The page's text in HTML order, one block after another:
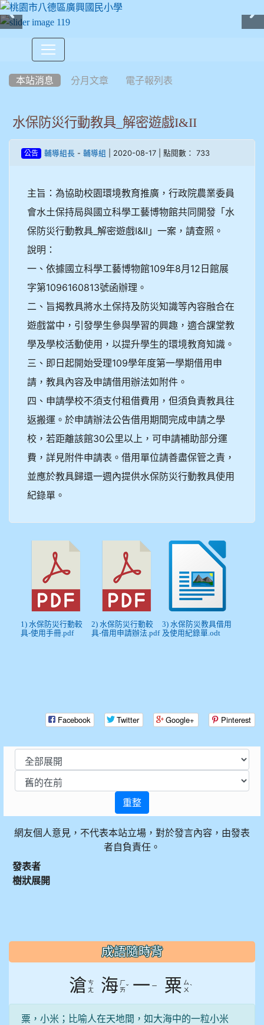
本站消息 分月文章 電子報列表
水保防災行動教具_解密遊戲I&II
公告 輔導組長 - 輔導組 | 2020-08-17 | 點閱數： 733
主旨：為協助校園環境教育推廣，行政院農業委員
會水土保持局與國立科學工藝博物館共同開發「水
保防災行動教具_解密遊戲I&II」一案，請查照。
說明：
一、依據國立科學工藝博物館109年8月12日館展
字第1096160813號函辦理。
二、旨揭教具將水土保持及防災知識等內容融合在
遊戲當中，引發學生參與學習的興趣，適合課堂教
學及學校活動使用，以提升學生的環境教育知識。
三、即日起開始受理109學年度第一學期借用申
請，教具內容及申請借用辦法如附件。
四、申請學校不須支付租借費用，但須負責教具往
返搬運。於申請辦法公告借用期間完成申請之學
校，若距離該館30公里以上，可申請補助部分運
費，詳見附件申請表。借用單位請善盡保管之責，
並應於教具歸還一週內提供水保防災行動教具使用
紀錄單。
1) 水保防災行動較
具-使用手冊.pdf
2) 水保防災行動較
具-借用申請辦法.pdf
3) 水保防災教具借用
及使用紀錄單.odt
Facebook Twitter Google+ Pinterest
重整
網友個人意見，不代表本站立場，對於發言內容，由發表
者自負責任。
發表者
樹狀展開
::: 成語隨時背
滄 ㄘ
ㄤ
海 ㄏ
ㄞˇ 一 ㄧ 粟 ㄙ
ㄨ ˋ
粟，小米；比喻人在天地間，如大海中的一粒小米